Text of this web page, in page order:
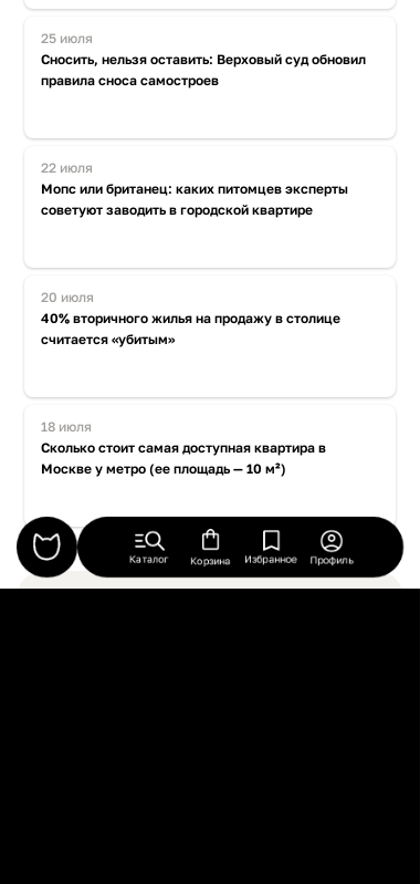
25 июля
Сносить, нельзя оставить: Верховый суд обновил
правила сноса самостроев
22 июля
Мопс или британец: каких питомцев эксперты
советуют заводить в городской квартире
20 июля
40% вторичного жилья на продажу в столице
считается «убитым»
18 июля
Сколько стоит самая доступная квартира в
Москве у метро (ее площадь — 10 м²)
Каталог Корзина Избранное Профиль